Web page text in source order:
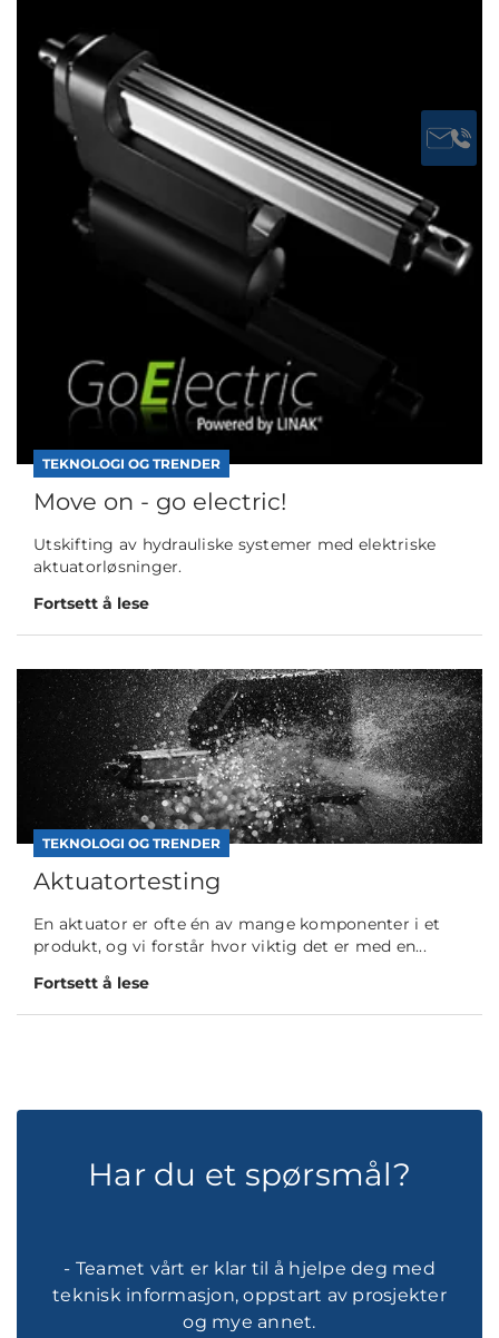
TEKNOLOGI OG TRENDER
Move on - go electric!
Utskifting av hydrauliske systemer med elektriske
aktuatorløsninger.
Fortsett å lese
TEKNOLOGI OG TRENDER
Aktuatortesting
En aktuator er ofte én av mange komponenter i et
produkt, og vi forstår hvor viktig det er med en...
Fortsett å lese
Har du et spørsmål?
- Teamet vårt er klar til å hjelpe deg med
teknisk informasjon, oppstart av prosjekter
og mye annet.